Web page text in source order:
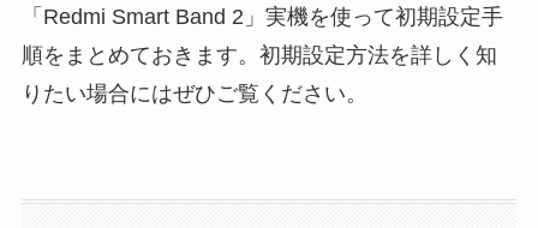
「Redmi Smart Band 2」実機を使って初期設定手
順をまとめておきます。初期設定方法を詳しく知
りたい場合にはぜひご覧ください。